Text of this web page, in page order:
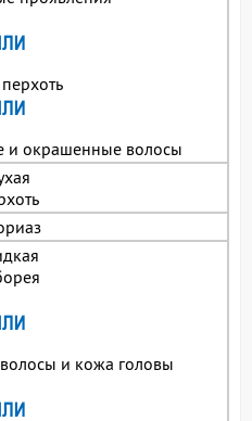
и окрашенные волосы
и кожа головы